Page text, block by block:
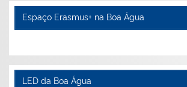
Espaço Erasmus+ na Boa Água
LED da Boa Água